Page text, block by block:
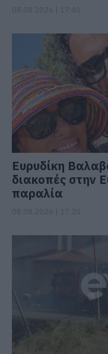
Ευρυδίκη
διακοπές στην
παραλία